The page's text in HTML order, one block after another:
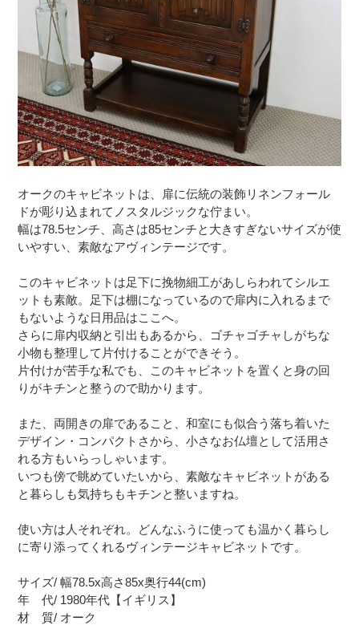
オークのキャビネットは、扉に伝統の装飾リネンフォール
ドが彫り込まれてノスタルジックな佇まい。
幅は78.5センチ、高さは85センチと大きすぎないサイズが使
いやすい、素敵なアヴィンテージです。
このキャビネットは足下に挽物細工があしらわれてシルエ
ットも素敵。足下は棚になっているので扉内に入れるまで
もないような日用品はここへ。
さらに扉内収納と引出もあるから、ゴチャゴチャしがちな
小物も整理して片付けることができそう。
片付けが苦手な私でも、このキャビネットを置くと身の回
りがキチンと整うので助かります。
また、両開きの扉であること、和室にも似合う落ち着いた
デザイン・コンパクトさから、小さなお仏壇として活用さ
れる方もいらっしゃいます。
いつも傍で眺めていたいから、素敵なキャビネットがある
と暮らしも気持ちもキチンと整いますね。
使い方は人それぞれ。どんなふうに使っても温かく暮らし
に寄り添ってくれるヴィンテージキャビネットです。
サイズ/ 幅78.5x高さ85x奥行44(cm)
年 代/ 1980年代【イギリス】
材 質/ オーク